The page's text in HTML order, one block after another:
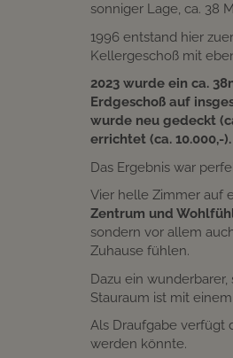
sonniger Lage, ca. 38
1996 entstand hier
Kellergeschoß mit
2023 wurde ein ca.
Erdgeschoß auf
wurde neu gedeckt
errichtet (ca. 10.000,-).
Das Ergebnis war
Vier helle Zimmer auf
Zentrum und
sondern vor allem
Zuhause fühlen.
Dazu ein
Stauraum ist mit
Als Draufgabe verfügt
werden könnte.